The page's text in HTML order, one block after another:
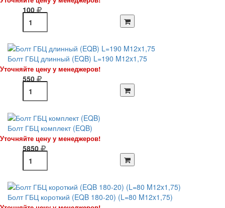
100
Болт ГБЦ длинный (EQB) L=190 M12x1,75
Уточняйте цену у менеджеров!
550
Болт ГБЦ комплект (EQB)
Уточняйте цену у менеджеров!
5850
Болт ГБЦ короткий (EQB 180-20) (L=80 M12x1,75)